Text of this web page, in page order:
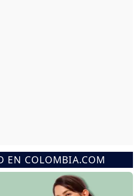
EN COLOMBIA.COM